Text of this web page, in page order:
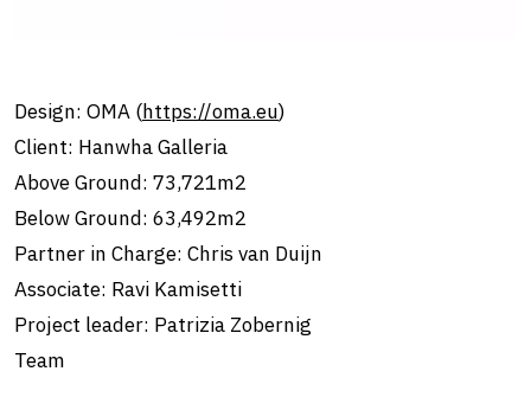
Design: OMA (https://oma.eu)
Client: Hanwha Galleria
Above Ground: 73,721m2
Below Ground: 63,492m2
Partner in Charge: Chris van Duijn
Associate: Ravi Kamisetti
Project leader: Patrizia Zobernig
Team